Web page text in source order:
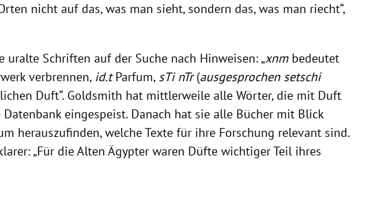
nicht auf das, was man sieht, sondern das, was man riecht“,
uralte Schriften auf der Suche nach Hinweisen: „xnmbedeutet
verbrennen, id.tParfum, sTi nTr(ausgesprochen setschi
Duft“. Goldsmith hat mittlerweile alle Wörter, die mit Duft
eingespeist. Danach hat sie alle Bücher mit Blick
herauszufinden, welche Texte für ihre Forschung relevant sind.
„Für die Alten Ägypter waren Düfte wichtiger Teil ihres